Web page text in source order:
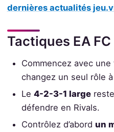
dernières actualités
Tactiques EA
Commencez avec
changez un seul rôle
Le4-2-3-1 large
défendre en Rivals.
Contrôlez d’abord un